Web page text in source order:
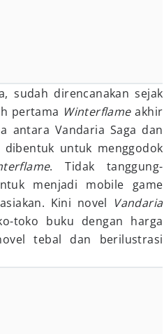
sudah direncanakan sejak
pertama Winterflameakhir
antara Vandaria Saga dan
untuk menggodok
. Tidak tanggung-
menjadi mobile game
Kini novel Vandaria
toko buku dengan harga
tebal dan berilustrasi